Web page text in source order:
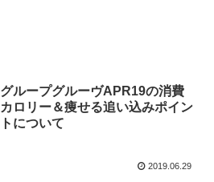
グループグルーヴAPR19の消費
カロリー＆痩せる追い込みポイン
トについて
2019.06.29